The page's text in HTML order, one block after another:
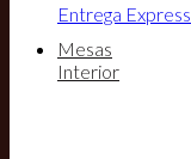
Entrega Express
Mesas
Interior